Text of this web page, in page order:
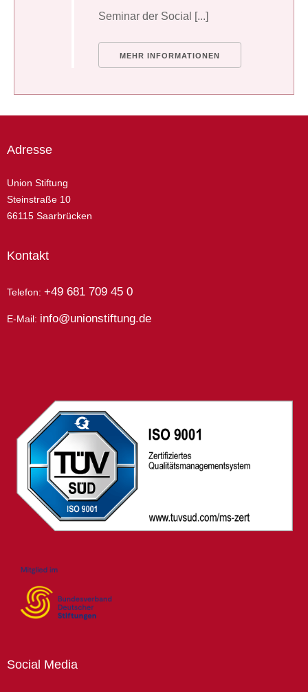
Seminar der Social [...]
MEHR INFORMATIONEN
Adresse
Union Stiftung
Steinstraße 10
66115 Saarbrücken
Kontakt
Telefon: +49 681 709 45 0
E-Mail: info@unionstiftung.de
Social Media